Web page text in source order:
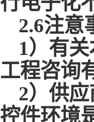
2.6注意
1）有
工程咨询
2）供
控件环境